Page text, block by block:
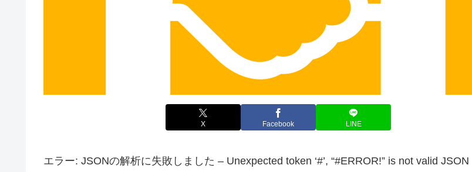
X Facebook LINE
エラー: JSONの解析に失敗しました – Unexpected token ‘#’, “#ERROR!” is not valid JSON